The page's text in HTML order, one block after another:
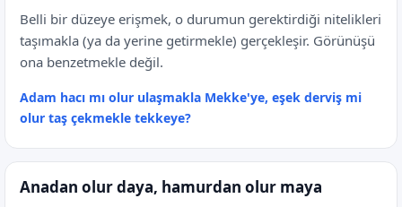
Belli bir düzeye erişmek, o durumun gerektirdiği nitelikleri
taşımakla (ya da yerine getirmekle) gerçekleşir. Görünüşü
ona benzetmekle değil.
Adam hacı mı olur ulaşmakla Mekke'ye, eşek derviş mi
olur taş çekmekle tekkeye?
Anadan olur daya, hamurdan olur maya